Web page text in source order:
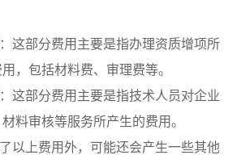
这部分费用主要是指办理资质增项所
，包括材料费、审理费等。
这部分费用主要是指技术人员对企业
料审核等服务所产生的费用。
以上费用外，可能还会产生一些其他